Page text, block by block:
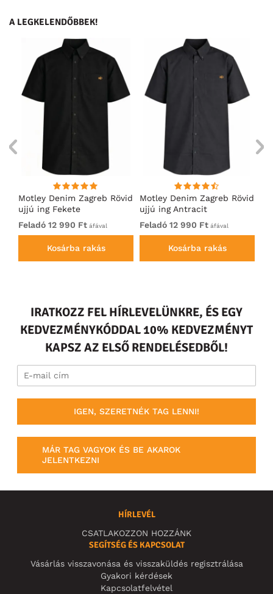
A LEGKELENDŐBBEK!
Motley Denim Zagreb Rövid
ujjú ing Fekete
Feladó 12 990 Ft áfával
Kosárba rakás
Motley Denim Zagreb Rövid
ujjú ing Antracit
Feladó 12 990 Ft áfával
Kosárba rakás
IRATKOZZ FEL HÍRLEVELÜNKRE, ÉS EGY
KEDVEZMÉNYKÓDDAL 10% KEDVEZMÉNYT
KAPSZ AZ ELSŐ RENDELÉSEDBŐL!
IGEN, SZERETNÉK TAG LENNI!
MÁR TAG VAGYOK ÉS BE AKAROK
JELENTKEZNI
HÍRLEVÉL
CSATLAKOZZON HOZZÁNK
SEGÍTSÉG ÉS KAPCSOLAT
Vásárlás visszavonása és visszaküldés regisztrálása
Gyakori kérdések
Kapcsolatfelvétel